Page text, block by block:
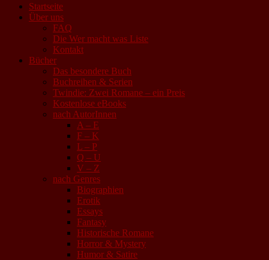
Startseite
Über uns
FAQ
Die Wer macht was Liste
Kontakt
Bücher
Das besondere Buch
Buchreihen & Serien
Twindie: Zwei Romane – ein Preis
Kostenlose eBooks
nach AutorInnen
A – E
F – K
L – P
Q – U
V – Z
nach Genres
Biographien
Erotik
Essays
Fantasy
Historische Romane
Horror & Mystery
Humor & Satire